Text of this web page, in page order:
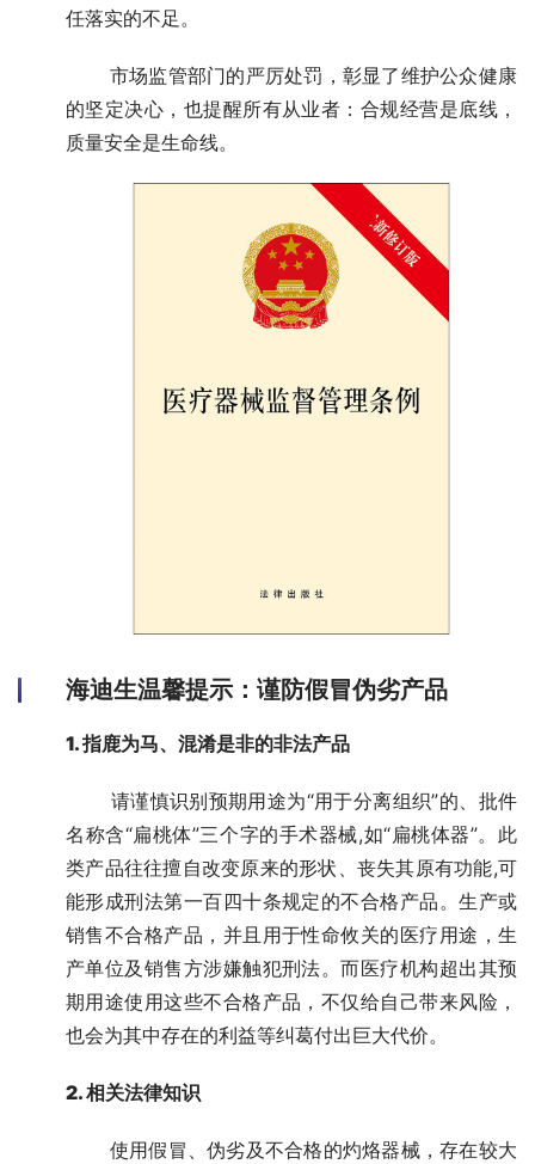
任落实的不足。
市场监管部门的严厉处罚，彰显了维护公众健康
的坚定决心，也提醒所有从业者：合规经营是底线，
质量安全是生命线。
海迪生温馨提示：谨防假冒伪劣产品
1. 指鹿为马、混淆是非的非法产品
请谨慎识别预期用途为“用于分离组织”的、批件
名称含“扁桃体”三个字的手术器械,如“扁桃体器”。此
类产品往往擅自改变原来的形状、丧失其原有功能,可
能形成刑法第一百四十条规定的不合格产品。生产或
销售不合格产品，并且用于性命攸关的医疗用途，生
产单位及销售方涉嫌触犯刑法。而医疗机构超出其预
期用途使用这些不合格产品，不仅给自己带来风险，
也会为其中存在的利益等纠葛付出巨大代价。
2. 相关法律知识
使用假冒、伪劣及不合格的灼烙器械，存在较大